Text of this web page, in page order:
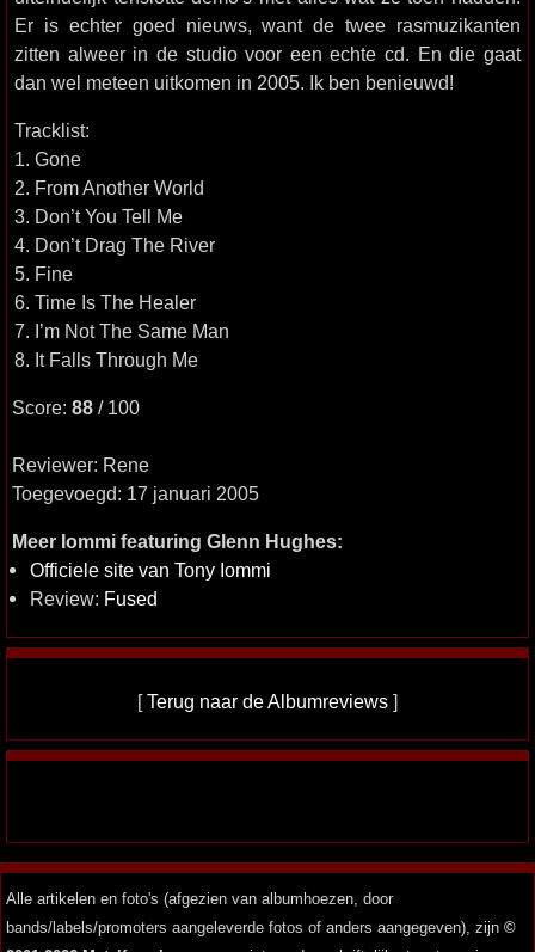
Er is echter goed nieuws, want de twee rasmuzikanten
zitten alweer in de studio voor een echte cd. En die gaat
dan wel meteen uitkomen in 2005. Ik ben benieuwd!
Tracklist:
1. Gone
2. From Another World
3. Don’t You Tell Me
4. Don’t Drag The River
5. Fine
6. Time Is The Healer
7. I’m Not The Same Man
8. It Falls Through Me
Score: 88 / 100
Reviewer: Rene
Toegevoegd: 17 januari 2005
Meer Iommi featuring Glenn Hughes:
Officiele site van Tony Iommi
Review: Fused
[Terug naar de Albumreviews ]
Alle artikelen en foto's (afgezien van albumhoezen, door
bands/labels/promoters aangeleverde fotos of anders aangegeven), zijn ©